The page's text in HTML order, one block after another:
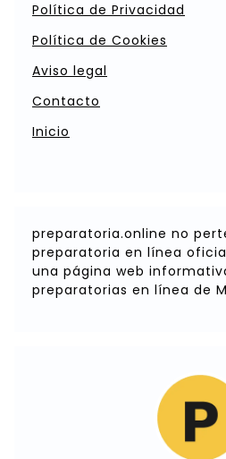
Política de Privacidad
Política de Cookies
Aviso legal
Contacto
Inicio
preparatoria.online no
preparatoria en línea
una página web
preparatorias en línea de